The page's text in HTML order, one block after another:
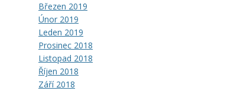
Březen 2019
Únor 2019
Leden 2019
Prosinec 2018
Listopad 2018
Říjen 2018
Září 2018